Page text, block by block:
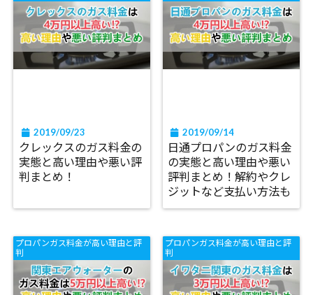
2019/09/23
クレックスのガス料金の
実態と高い理由や悪い評
判まとめ！
2019/09/14
日通プロパンのガス料金
の実態と高い理由や悪い
評判まとめ！解約やクレ
ジットなど支払い方法も
プロパンガス料金が高い理由と評
判
プロパンガス料金が高い理由と評
判